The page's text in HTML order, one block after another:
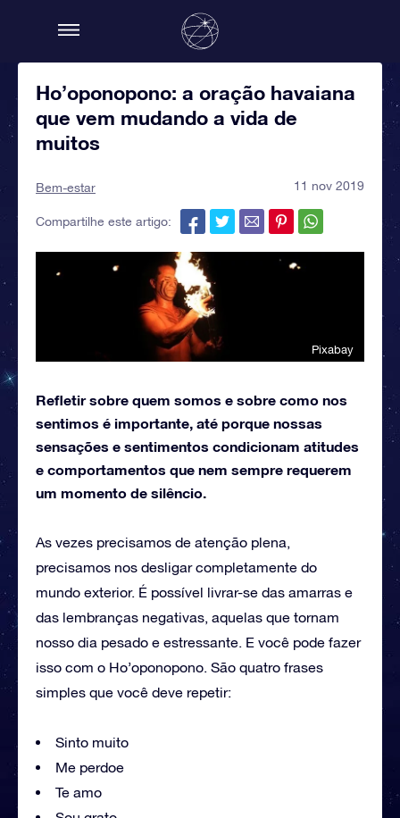
Ho’oponopono: a oração havaiana
que vem mudando a vida de
muitos
Bem-estar 11 nov 2019
Compartilhe este artigo:
Pixabay
Refletir sobre quem somos e sobre como nos
sentimos é importante, até porque nossas
sensações e sentimentos condicionam atitudes
e comportamentos que nem sempre requerem
um momento de silêncio.
As vezes precisamos de atenção plena,
precisamos nos desligar completamente do
mundo exterior. É possível livrar-se das amarras e
das lembranças negativas, aquelas que tornam
nosso dia pesado e estressante. E você pode fazer
isso com o Ho’oponopono. São quatro frases
simples que você deve repetir:
Sinto muito
Me perdoe
Te amo